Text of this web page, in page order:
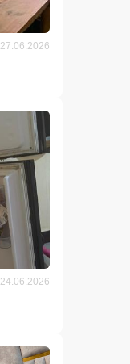
27.06.2026
24.06.2026